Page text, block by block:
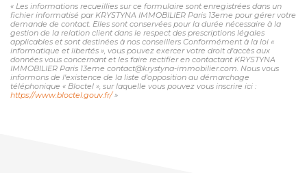
« Les informations recueillies sur ce formulaire sont enregistrées dans un
fichier informatisé par KRYSTYNA IMMOBILIER Paris 13eme pour gérer votre
demande de contact. Elles sont conservées pour la durée nécessaire à la
gestion de la relation client dans le respect des prescriptions légales
applicables et sont destinées à nos conseillers Conformément à la loi «
informatique et libertés », vous pouvez exercer votre droit d'accès aux
données vous concernant et les faire rectifier en contactant KRYSTYNA
IMMOBILIER Paris 13eme contact@krystyna-immobilier.com. Nous vous
informons de l'existence de la liste d'opposition au démarchage
téléphonique « Bloctel », sur laquelle vous pouvez vous inscrire ici :
https://www.bloctel.gouv.fr/»